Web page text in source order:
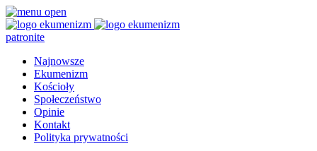
patronite
Najnowsze
Ekumenizm
Kościoły
Społeczeństwo
Opinie
Kontakt
Polityka prywatności